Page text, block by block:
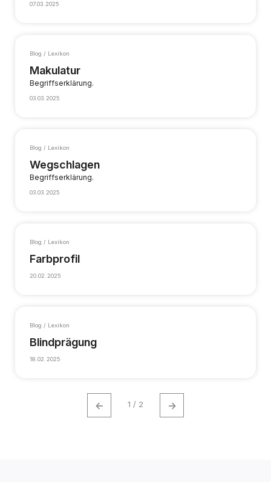
07.03.2025
Blog / Lexikon
Makulatur
Begriffserklärung.
03.03.2025
Blog / Lexikon
Wegschlagen
Begriffserklärung.
03.03.2025
Blog / Lexikon
Farbprofil
20.02.2025
Blog / Lexikon
Blindprägung
18.02.2025
← 1 / 2 →